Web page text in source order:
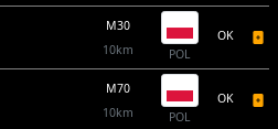
M30
10km
POL
OK
M70
10km
POL
OK